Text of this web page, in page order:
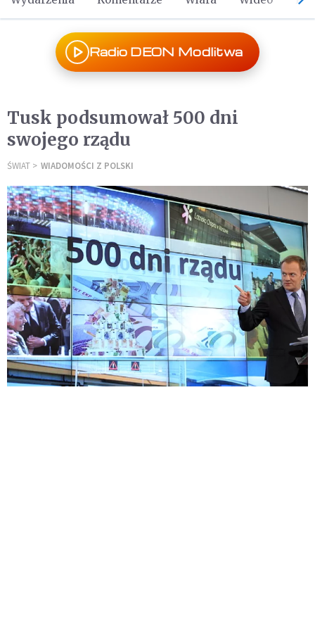
Radio DEON Modlitwa
Tusk podsumował 500 dni
swojego rządu
ŚWIAT WIADOMOŚCI Z POLSKI